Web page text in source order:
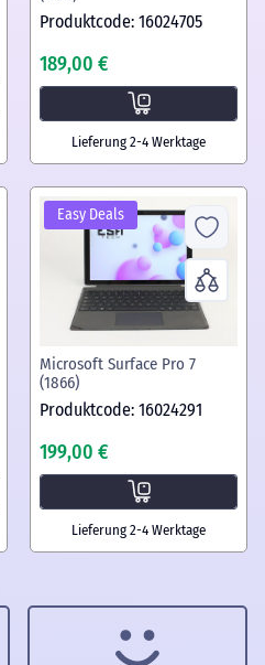
Produktcode: 16024705
189,00 €
Lieferung 2-4 Werktage
Easy Deals
Microsoft Surface Pro 7
(1866)
Produktcode: 16024291
199,00 €
Lieferung 2-4 Werktage